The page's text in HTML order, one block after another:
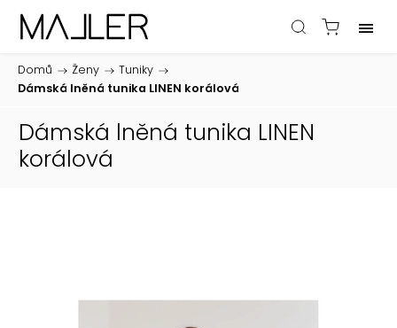
Domů / Ženy / Tuniky /
Dámská lněná tunika LINEN korálová
Dámská lněná tunika LINEN
korálová